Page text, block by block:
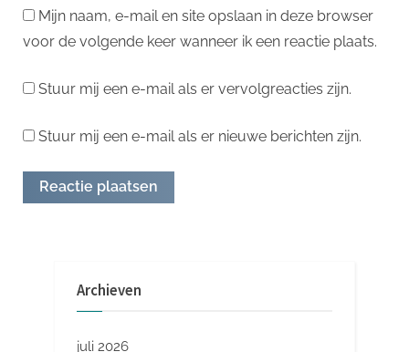
Mijn naam, e-mail en site opslaan in deze browser
voor de volgende keer wanneer ik een reactie plaats.
Stuur mij een e-mail als er vervolgreacties zijn.
Stuur mij een e-mail als er nieuwe berichten zijn.
Archieven
juli 2026